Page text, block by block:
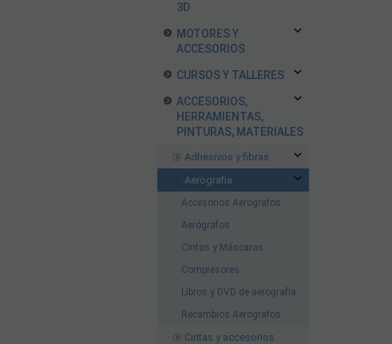
3D
MOTORES Y
ACCESORIOS
CURSOS Y TALLERES
ACCESORIOS,
HERRAMIENTAS,
PINTURAS, MATERIALES
Adhesivos y fibras
Aerografia
Accesorios Aerografos
Aerógrafos
Cintas y Máscaras
Compresores
Libros y DVD de aerografía
Recambios Aerografos
Cintas y accesorios